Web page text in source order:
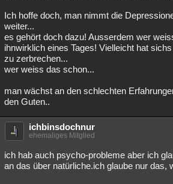
Ich hoffe doch, man nimmt die
weiter...
es gehört doch dazu! Ausserdem wer
ihnwirklich eines Tages! Vielleicht hat
zu zerbrechen...
wer weiss das schon...
man wächst an den schlechten
den Guten..
ichbinsdochnur
ehemaliges Mitglied
ich hab auch psycho-probleme aber ich
an das über natürliche.ich glaube nur das,